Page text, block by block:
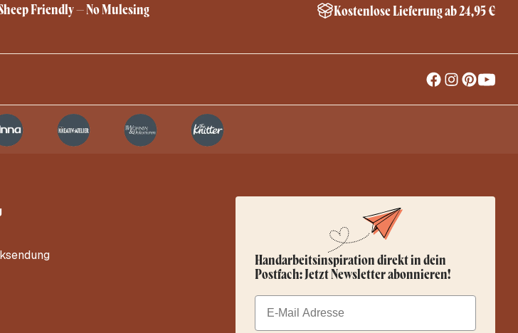
Friendly – No Mulesing Kostenlose Lieferung ab 24,95 €
Handarbeitsinspiration direkt in dein
Postfach: Jetzt Newsletter abonnieren!
Email